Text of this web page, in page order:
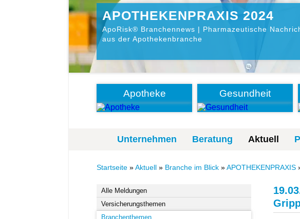
APOTHEKENPRAXIS 2024
ApoRisk® Branchennews | Pharmazeutische
aus der Apothekenbranche
Apotheke Gesundheit
Unternehmen Beratung Aktuell
Startseite »Aktuell » Branche im Blick »APOTHEKENPRAXIS
Alle Meldungen
Versicherungsthemen
Branchenthemen